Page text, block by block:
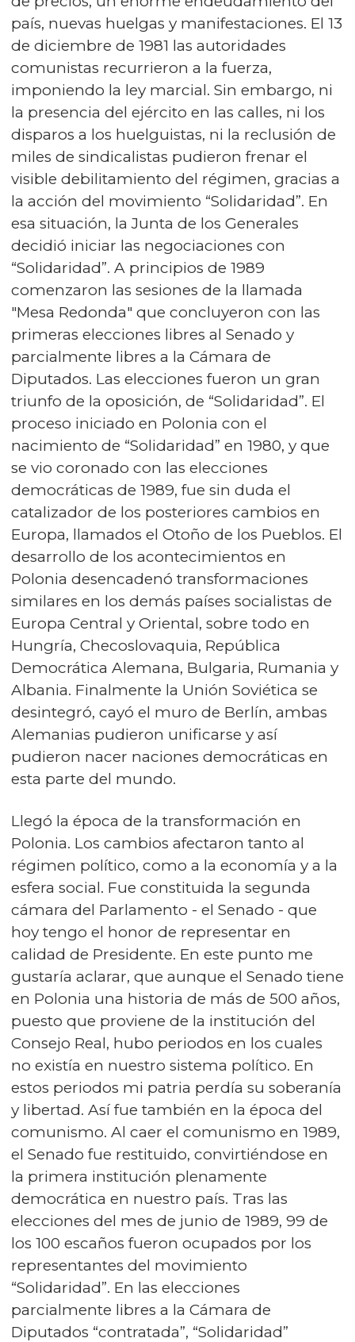
país, nuevas huelgas y manifestaciones. El 13
de diciembre de 1981 las autoridades
comunistas recurrieron a la fuerza,
imponiendo la ley marcial. Sin embargo, ni
la presencia del ejército en las calles, ni los
disparos a los huelguistas, ni la reclusión de
miles de sindicalistas pudieron frenar el
visible debilitamiento del régimen, gracias a
la acción del movimiento “Solidaridad”. En
esa situación, la Junta de los Generales
decidió iniciar las negociaciones con
“Solidaridad”. A principios de 1989
comenzaron las sesiones de la llamada
"Mesa Redonda" que concluyeron con las
primeras elecciones libres al Senado y
parcialmente libres a la Cámara de
Diputados. Las elecciones fueron un gran
triunfo de la oposición, de “Solidaridad”. El
proceso iniciado en Polonia con el
nacimiento de “Solidaridad” en 1980, y que
se vio coronado con las elecciones
democráticas de 1989, fue sin duda el
catalizador de los posteriores cambios en
Europa, llamados el Otoño de los Pueblos. El
desarrollo de los acontecimientos en
Polonia desencadenó transformaciones
similares en los demás países socialistas de
Europa Central y Oriental, sobre todo en
Hungría, Checoslovaquia, República
Democrática Alemana, Bulgaria, Rumania y
Albania. Finalmente la Unión Soviética se
desintegró, cayó el muro de Berlín, ambas
Alemanias pudieron unificarse y así
pudieron nacer naciones democráticas en
esta parte del mundo.
Llegó la época de la transformación en
Polonia. Los cambios afectaron tanto al
régimen político, como a la economía y a la
esfera social. Fue constituida la segunda
cámara del Parlamento - el Senado - que
hoy tengo el honor de representar en
calidad de Presidente. En este punto me
gustaría aclarar, que aunque el Senado tiene
en Polonia una historia de más de 500 años,
puesto que proviene de la institución del
Consejo Real, hubo periodos en los cuales
no existía en nuestro sistema político. En
estos periodos mi patria perdía su soberanía
y libertad. Así fue también en la época del
comunismo. Al caer el comunismo en 1989,
el Senado fue restituido, convirtiéndose en
la primera institución plenamente
democrática en nuestro país. Tras las
elecciones del mes de junio de 1989, 99 de
los 100 escaños fueron ocupados por los
representantes del movimiento
“Solidaridad”. En las elecciones
parcialmente libres a la Cámara de
Diputados “contratada”, “Solidaridad”